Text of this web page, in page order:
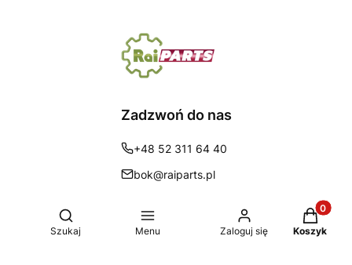
Zadzwoń do nas
+48 52 311 64 40
bok@raiparts.pl
Otwórz wyszukiwarkę
Szukaj Menu Zaloguj się Koszyk